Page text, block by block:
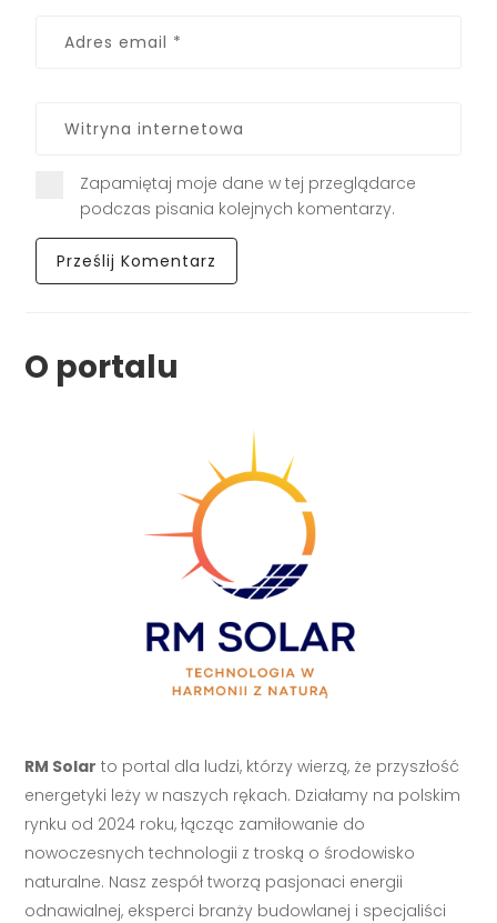
Zapamiętaj moje dane w tej przeglądarce
podczas pisania kolejnych komentarzy.
O portalu
RM Solar to portal dla ludzi, którzy wierzą, że przyszłość
energetyki leży w naszych rękach. Działamy na polskim
rynku od 2024 roku, łącząc zamiłowanie do
nowoczesnych technologii z troską o środowisko
naturalne. Nasz zespół tworzą pasjonaci energii
odnawialnej, eksperci branży budowlanej i specjaliści